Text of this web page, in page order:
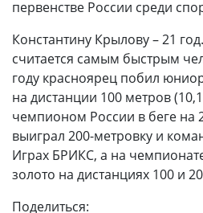
первенстве России среди
Константину Крылову – 21
считается самым быстрым
году красноярец побил
на дистанции 100 метров
чемпионом России в беге на
выиграл 200-метровку и
Играх БРИКС, а на
золото на дистанциях 100 и
Поделиться: